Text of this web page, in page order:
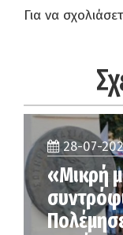
Για να
28-07-
«Μικρή